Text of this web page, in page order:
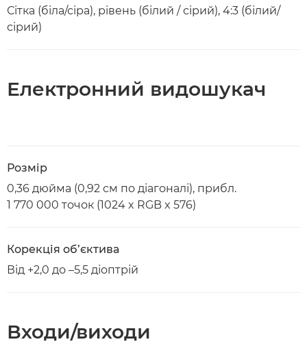
Сітка (біла/сіра), рівень (білий / сірий), 4:3 (білий/
сірий)
Електронний видошукач
Розмір
0,36 дюйма (0,92 см по діагоналі), прибл.
1 770 000 точок (1024 x RGB x 576)
Корекція об’єктива
Від +2,0 до –5,5 діоптрій
Входи/виходи